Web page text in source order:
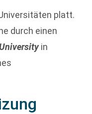
platt.
durch einen
in